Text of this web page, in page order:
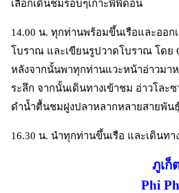
เลือกเดินชมรอบๆเกาะพีพีดอน
14.00 น. ทุกท่านพร้อมขึ้นเรือและออก
โบราณ และเขียนรูปวาดโบราณ โดย
หลังจากนั้นพาทุกท่านแวะหน้าอ่าวมาห
ระลึก จากนั้นเดินทางเข้าชม อ่าวโละ
ดำน้ำตื้นชมฝูงปลาหลากหลายสายพัน
16.30 น. นำทุกท่านขึ้นเรือ และเดินท
ภูเก็
Phi